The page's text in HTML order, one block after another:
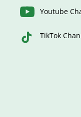
Youtube
TikTok